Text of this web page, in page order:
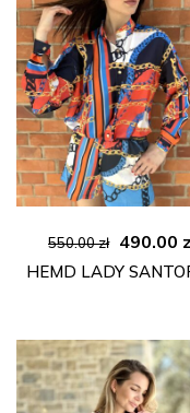
550.00zł
Preis
490.00
HEMD LADY